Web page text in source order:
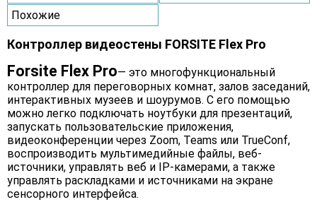
Похожие
Контроллер видеостены FORSITE Flex Pro
Forsite Flex Pro— это многофункциональный
контроллер для переговорных комнат, залов заседаний,
интерактивных музеев и шоурумов. С его помощью
можно легко подключать ноутбуки для презентаций,
запускать пользовательские приложения,
видеоконференции через Zoom, Teams или TrueConf,
воспроизводить мультимедийные файлы, веб-
источники, управлять веб и IP-камерами, а также
управлять раскладками и источниками на экране
сенсорного интерфейса.